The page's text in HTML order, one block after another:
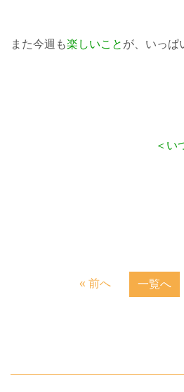
また今週も楽しいこと が、いっぱ
＜
« 前へ 一覧へ